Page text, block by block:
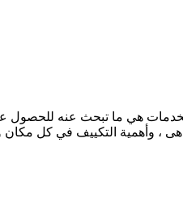
هي ما تبحث عنه
، وأهمية التكييف في كل